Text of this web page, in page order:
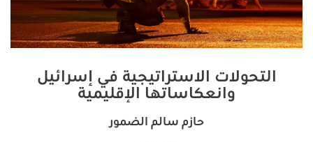
التحولات الاستراتيجية في إسرائيل
وانعكاساتها الإقليمية
حازم سالم الضمور